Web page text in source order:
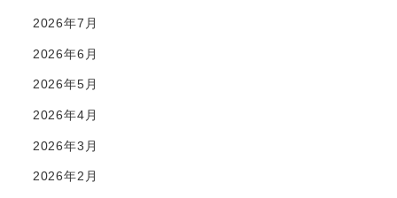
2026年7月
2026年6月
2026年5月
2026年4月
2026年3月
2026年2月